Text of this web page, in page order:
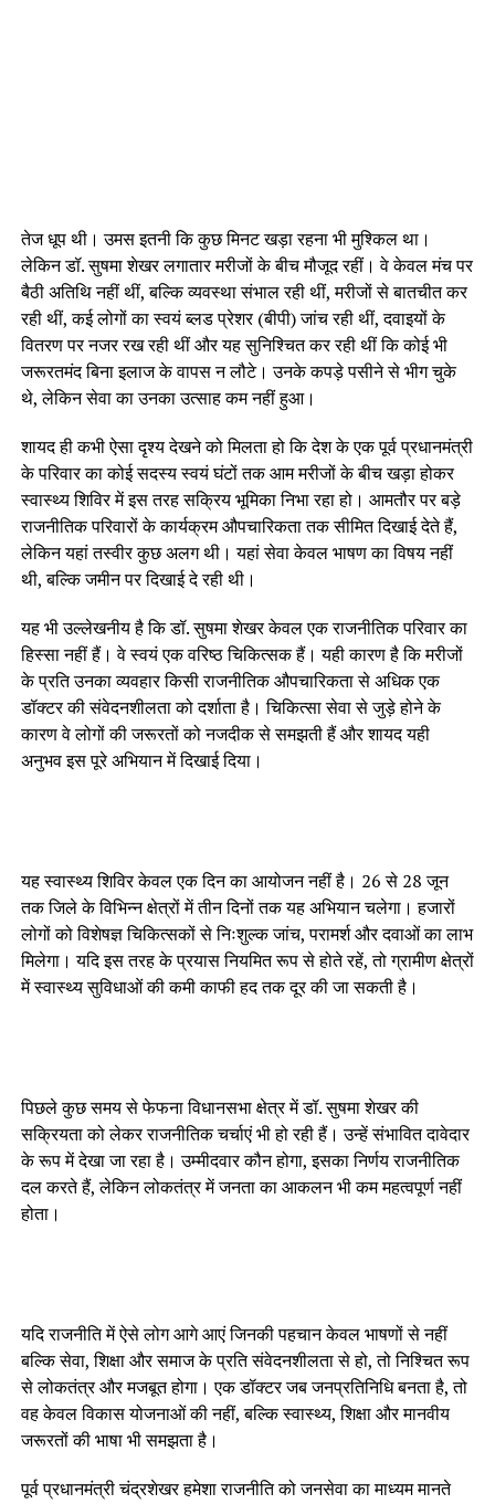
तेज धूप थी। उमस इतनी कि कुछ मिनट खड़ा रहना भी मुश्किल था।
लेकिन डॉ. सुषमा शेखर लगातार मरीजों के बीच मौजूद रहीं। वे केवल मंच पर
बैठी अतिथि नहीं थीं, बल्कि व्यवस्था संभाल रही थीं, मरीजों से बातचीत कर
रही थीं, कई लोगों का स्वयं ब्लड प्रेशर (बीपी) जांच रही थीं, दवाइयों के
वितरण पर नजर रख रही थीं और यह सुनिश्चित कर रही थीं कि कोई भी
जरूरतमंद बिना इलाज के वापस न लौटे। उनके कपड़े पसीने से भीग चुके
थे, लेकिन सेवा का उनका उत्साह कम नहीं हुआ।
शायद ही कभी ऐसा दृश्य देखने को मिलता हो कि देश के एक पूर्व प्रधानमंत्री
के परिवार का कोई सदस्य स्वयं घंटों तक आम मरीजों के बीच खड़ा होकर
स्वास्थ्य शिविर में इस तरह सक्रिय भूमिका निभा रहा हो। आमतौर पर बड़े
राजनीतिक परिवारों के कार्यक्रम औपचारिकता तक सीमित दिखाई देते हैं,
लेकिन यहां तस्वीर कुछ अलग थी। यहां सेवा केवल भाषण का विषय नहीं
थी, बल्कि जमीन पर दिखाई दे रही थी।
यह भी उल्लेखनीय है कि डॉ. सुषमा शेखर केवल एक राजनीतिक परिवार का
हिस्सा नहीं हैं। वे स्वयं एक वरिष्ठ चिकित्सक हैं। यही कारण है कि मरीजों
के प्रति उनका व्यवहार किसी राजनीतिक औपचारिकता से अधिक एक
डॉक्टर की संवेदनशीलता को दर्शाता है। चिकित्सा सेवा से जुड़े होने के
कारण वे लोगों की जरूरतों को नजदीक से समझती हैं और शायद यही
अनुभव इस पूरे अभियान में दिखाई दिया।
यह स्वास्थ्य शिविर केवल एक दिन का आयोजन नहीं है। 26 से 28 जून
तक जिले के विभिन्न क्षेत्रों में तीन दिनों तक यह अभियान चलेगा। हजारों
लोगों को विशेषज्ञ चिकित्सकों से निःशुल्क जांच, परामर्श और दवाओं का लाभ
मिलेगा। यदि इस तरह के प्रयास नियमित रूप से होते रहें, तो ग्रामीण क्षेत्रों
में स्वास्थ्य सुविधाओं की कमी काफी हद तक दूर की जा सकती है।
पिछले कुछ समय से फेफना विधानसभा क्षेत्र में डॉ. सुषमा शेखर की
सक्रियता को लेकर राजनीतिक चर्चाएं भी हो रही हैं। उन्हें संभावित दावेदार
के रूप में देखा जा रहा है। उम्मीदवार कौन होगा, इसका निर्णय राजनीतिक
दल करते हैं, लेकिन लोकतंत्र में जनता का आकलन भी कम महत्वपूर्ण नहीं
होता।
यदि राजनीति में ऐसे लोग आगे आएं जिनकी पहचान केवल भाषणों से नहीं
बल्कि सेवा, शिक्षा और समाज के प्रति संवेदनशीलता से हो, तो निश्चित रूप
से लोकतंत्र और मजबूत होगा। एक डॉक्टर जब जनप्रतिनिधि बनता है, तो
वह केवल विकास योजनाओं की नहीं, बल्कि स्वास्थ्य, शिक्षा और मानवीय
जरूरतों की भाषा भी समझता है।
पूर्व प्रधानमंत्री चंद्रशेखर हमेशा राजनीति को जनसेवा का माध्यम मानते